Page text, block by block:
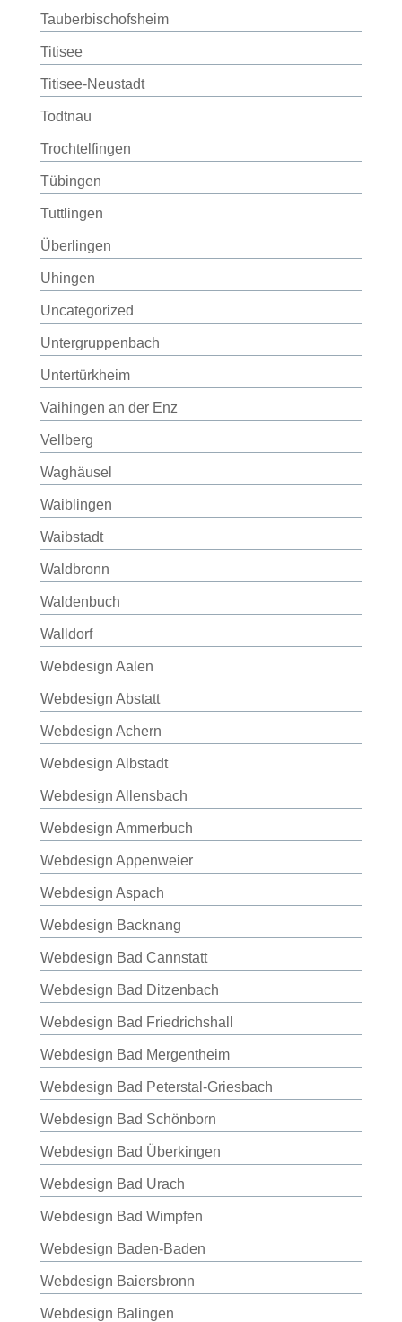
Tauberbischofsheim
Titisee
Titisee-Neustadt
Todtnau
Trochtelfingen
Tübingen
Tuttlingen
Überlingen
Uhingen
Uncategorized
Untergruppenbach
Untertürkheim
Vaihingen an der Enz
Vellberg
Waghäusel
Waiblingen
Waibstadt
Waldbronn
Waldenbuch
Walldorf
Webdesign Aalen
Webdesign Abstatt
Webdesign Achern
Webdesign Albstadt
Webdesign Allensbach
Webdesign Ammerbuch
Webdesign Appenweier
Webdesign Aspach
Webdesign Backnang
Webdesign Bad Cannstatt
Webdesign Bad Ditzenbach
Webdesign Bad Friedrichshall
Webdesign Bad Mergentheim
Webdesign Bad Peterstal-Griesbach
Webdesign Bad Schönborn
Webdesign Bad Überkingen
Webdesign Bad Urach
Webdesign Bad Wimpfen
Webdesign Baden-Baden
Webdesign Baiersbronn
Webdesign Balingen